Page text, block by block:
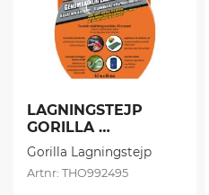
LAGNINGSTEJP
GORILLA
48MMX8,2M (1
st/frp)
Gorilla Lagningstejp
THO992495